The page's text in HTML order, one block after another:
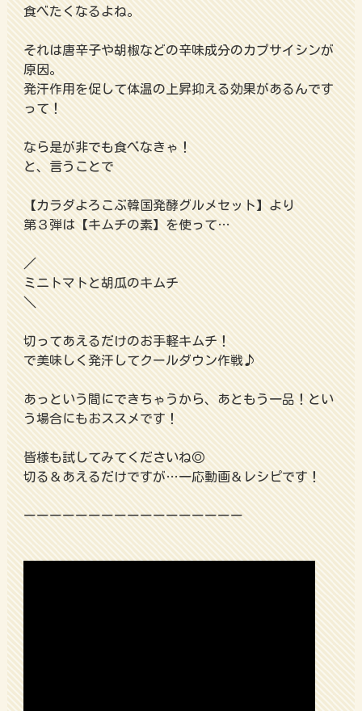
食べたくなるよね。
それは唐辛子や胡椒などの辛味成分のカプサイシンが
原因。
発汗作用を促して体温の上昇抑える効果があるんです
って！
なら是が非でも食べなきゃ！
と、言うことで
【カラダよろこぶ韓国発酵グルメセット】より
第３弾は【キムチの素】を使って…
／
ミニトマトと胡瓜のキムチ
＼
切ってあえるだけのお手軽キムチ！
で美味しく発汗してクールダウン作戦♪
あっという間にできちゃうから、あともう一品！とい
う場合にもおススメです！
皆様も試してみてくださいね◎
切る＆あえるだけですが…一応動画＆レシピです！
ーーーーーーーーーーーーーーーーー